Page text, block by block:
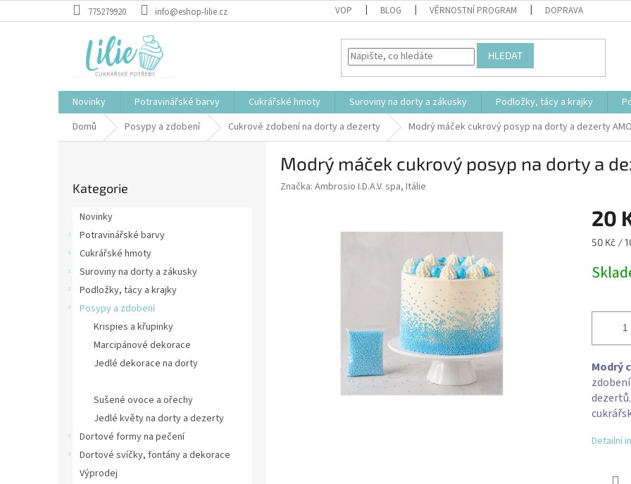
na
775279920 info@eshop-lilie.cz VOP BLOG VĚRNOSTNÍ PROGRAM DOPRAVA
HLEDAT
Novinky Potravinářské barvy Cukrářské hmoty Suroviny na dorty a zákusky Podložky, tácy a krajky
Domů
Posypy a zdobení Cukrové zdobení na dorty a dezerty Modrý máček cukrový posyp na dorty a dezerty
kategorie
Kategorie
Novinky
Potravinářské barvy
Cukrářské hmoty
Suroviny na dorty a zákusky
Podložky, tácy a krajky
Posypy a zdobení
Krispies a křupinky
Marcipánové dekorace
Jedlé dekorace na dorty
Sušené ovoce a ořechy
Jedlé květy na dorty a dezerty
Dortové formy na pečení
Dortové svíčky, fontány a dekorace
Výprodej
Modrý máček cukrový posyp na dorty a
Značka: Ambrosio I.D.A.V. spa, Itálie
20
Měrná
50 Kč /
Modrý
Detailní